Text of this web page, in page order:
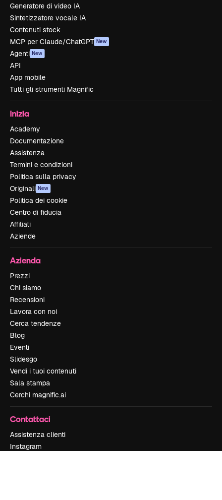
Generatore di video IA
Sintetizzatore vocale IA
Contenuti stock
MCP per Claude/ChatGPT New
Agenti New
API
App mobile
Tutti gli strumenti Magnific
Inizia
Academy
Documentazione
Assistenza
Termini e condizioni
Politica sulla privacy
Originali New
Politica dei cookie
Centro di fiducia
Affiliati
Aziende
Azienda
Prezzi
Chi siamo
Recensioni
Lavora con noi
Cerca tendenze
Blog
Eventi
Slidesgo
Vendi i tuoi contenuti
Sala stampa
Cerchi magnific.ai
Contattaci
Assistenza clienti
Instagram